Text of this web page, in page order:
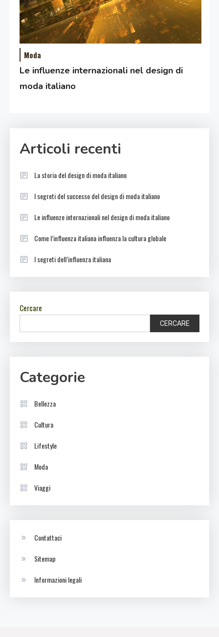
Moda
Le influenze internazionali nel design di
moda italiano
Articoli recenti
La storia del design di moda italiano
I segreti del successo del design di moda italiano
Le influenze internazionali nel design di moda italiano
Come l’influenza italiana influenza la cultura globale
I segreti dell’influenza italiana
Cercare
CERCARE
Categorie
Bellezza
Cultura
Lifestyle
Moda
Viaggi
Contattaci
Sitemap
Informazioni legali